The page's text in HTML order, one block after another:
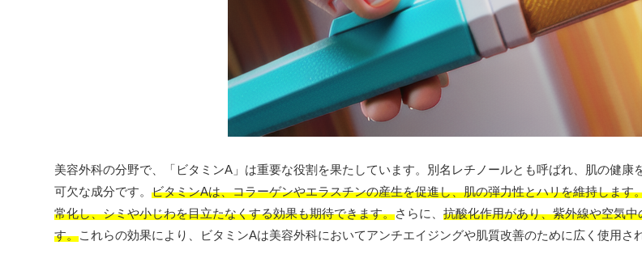
美容外科の分野で、「ビタミンA」は重要な役割を果たしています。別名レチノールとも呼ばれ、肌の健康
可欠な成分です。 ビタミンAは、コラーゲンやエラスチンの産生を促進し、肌の弾力性とハリを維持します
常化し、シミや小じわを目立たなくする効果も期待できます。さらに、 抗酸化作用があり、紫外線や空気
す。これらの効果により、ビタミンAは美容外科においてアンチエイジングや肌質改善のために広く使用さ